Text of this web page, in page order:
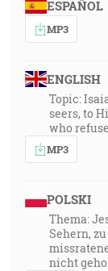
ESPAÑOL
MP3
ENGLISH
Topic:
seers, to
who
MP3
POLSKI
Thema:
Sehern,
nicht